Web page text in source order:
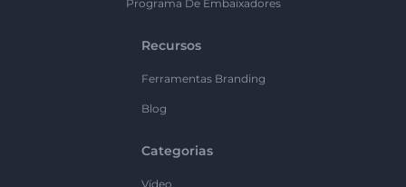
Programa De Embaixadores
Recursos
Ferramentas Branding
Blog
Categorias
Vídeo